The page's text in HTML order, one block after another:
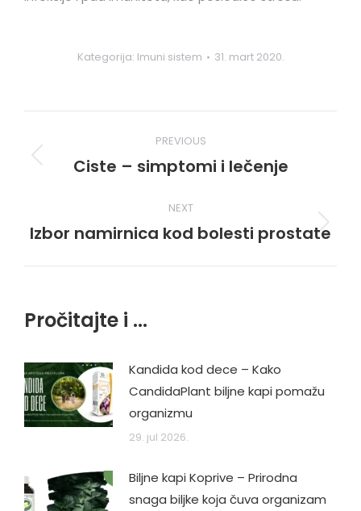
Kategorija: Imuni sistem 31. mart 2020.
navigation
PREVIOUS
Previous
Ciste – simptomi i lečenje
NEXT
Next
Izbor namirnica kod bolesti prostate
Pročitajte i ...
Kandida kod dece – Kako
CandidaPlant biljne kapi pomažu
organizmu
29. jul 2026.
Biljne kapi Koprive – Prirodna
snaga biljke koja čuva organizam